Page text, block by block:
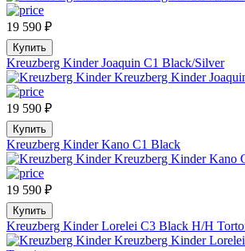
19 590 ₽
Купить
Kreuzberg Kinder Joaquin C1 Black/Silver
19 590 ₽
Купить
Kreuzberg Kinder Kano C1 Black
19 590 ₽
Купить
Kreuzberg Kinder Lorelei C3 Black H/H